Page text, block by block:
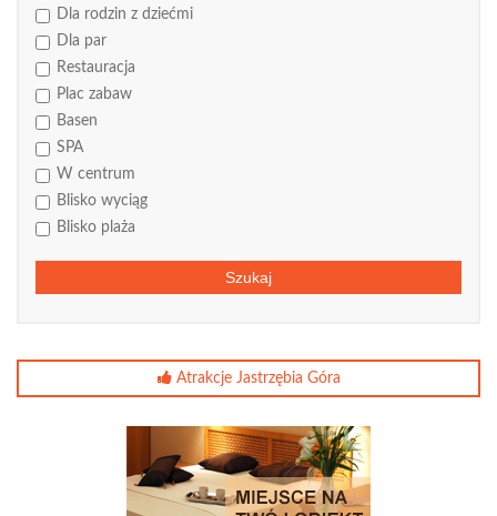
Dla rodzin z dziećmi
Dla par
Restauracja
Plac zabaw
Basen
SPA
W centrum
Blisko wyciąg
Blisko plaża
Szukaj
Atrakcje Jastrzębia Góra